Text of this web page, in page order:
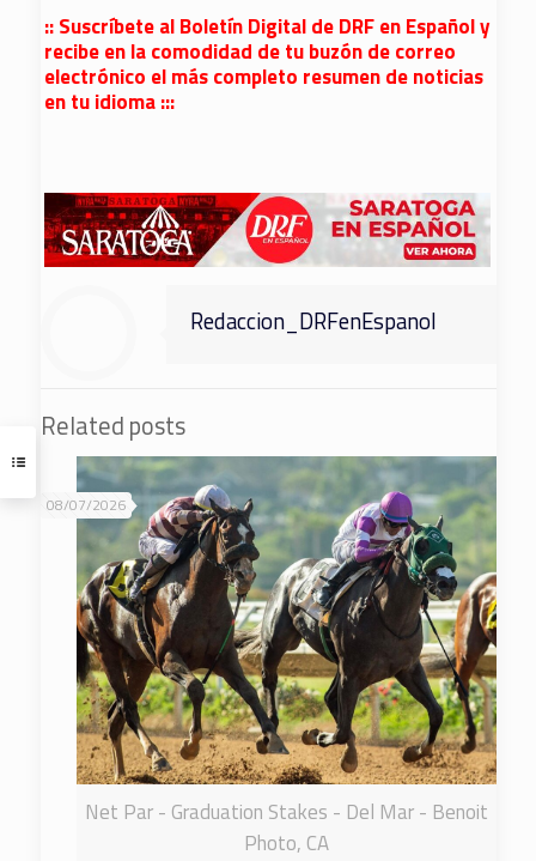
:: Suscríbete al Boletín Digital de DRF en Español y
recibe en la comodidad de tu buzón de correo
electrónico el más completo resumen de noticias
en tu idioma :::
Redaccion_DRFenEspanol
Related posts
Net Par - Graduation Stakes - Del Mar - Benoit
Photo, CA
08/07/2026